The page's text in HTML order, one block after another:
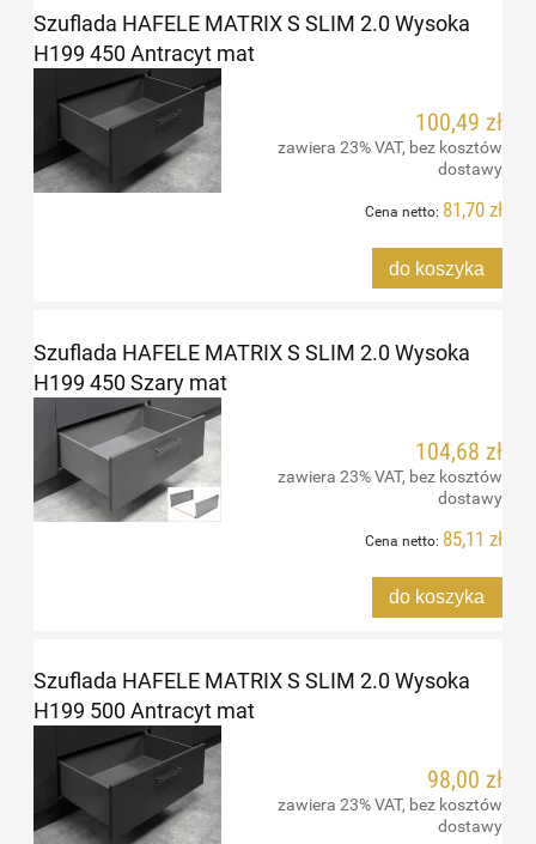
Szuflada HAFELE MATRIX S SLIM 2.0 Wysoka
H199 450 Antracyt mat
100,49 zł
zawiera 23% VAT, bez kosztów
dostawy
Cena netto: 81,70 zł
do koszyka
Szuflada HAFELE MATRIX S SLIM 2.0 Wysoka
H199 450 Szary mat
104,68 zł
zawiera 23% VAT, bez kosztów
dostawy
Cena netto: 85,11 zł
do koszyka
Szuflada HAFELE MATRIX S SLIM 2.0 Wysoka
H199 500 Antracyt mat
98,00 zł
zawiera 23% VAT, bez kosztów
dostawy